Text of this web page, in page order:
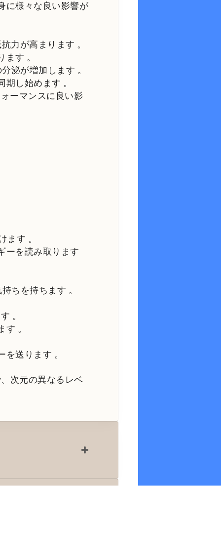
に様々な良い影響が
力が高まります 。
ます 。
泌が増加します 。
期し始めます 。
ーマンスに良い影
ます 。
ーを読み取ります
ちを持ちます 。
。
す 。
を送ります 。
次元の異なるレベ